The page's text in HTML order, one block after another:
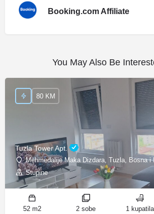
Booking.com Affiliate
You May Also Be
Tuzla Tower Apt.
Mehmedalije Maka Dizdara, Tuzla, Bosna i
Stupine
80 KM
52 m2 2 sobe 1 kupatila